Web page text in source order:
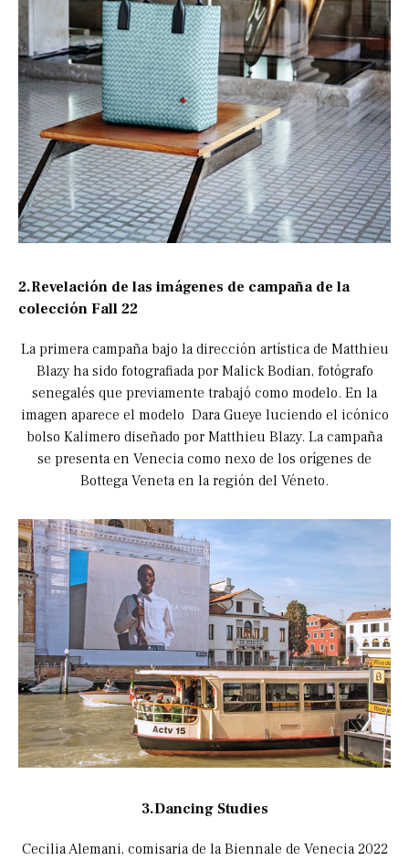
2.Revelación de las imágenes de campaña de la
colección Fall 22
La primera campaña bajo la dirección artística de Matthieu
Blazy ha sido fotografiada por Malick Bodian, fotógrafo
senegalés que previamente trabajó como modelo. En la
imagen aparece el modelo Dara Gueye luciendo el icónico
bolso Kalimero diseñado por Matthieu Blazy. La campaña
se presenta en Venecia como nexo de los orígenes de
Bottega Veneta en la región del Véneto.
3.Dancing Studies
Cecilia Alemani, comisaria de la Biennale de Venecia 2022